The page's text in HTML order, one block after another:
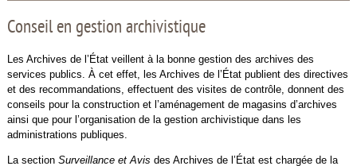
Conseil en gestion archivistique
Les Archives de l’État veillent à la bonne gestion des archives des
services publics. À cet effet, les Archives de l’État publient des directives
et des recommandations, effectuent des visites de contrôle, donnent des
conseils pour la construction et l’aménagement de magasins d’archives
ainsi que pour l’organisation de la gestion archivistique dans les
administrations publiques.
La section Surveillance et Avis des Archives de l’État est chargée de la